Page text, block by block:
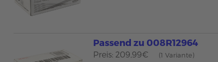
Passend zu 008R12964
Preis: 209,99€
(1 Variante)